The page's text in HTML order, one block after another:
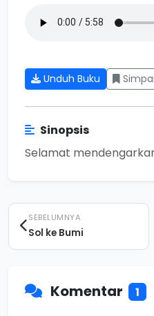
Unduh Buku
Sinopsis
Selamat
SEBELUMNYA
Sol ke Bumi
Komentar 1